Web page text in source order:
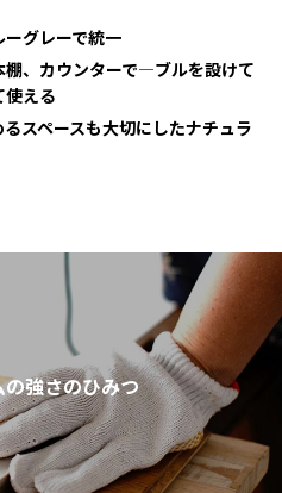
グレーで統一
、カウンターで―ブルを設けて
使える
スペースも大切にしたナチュラ
強さのひみつ